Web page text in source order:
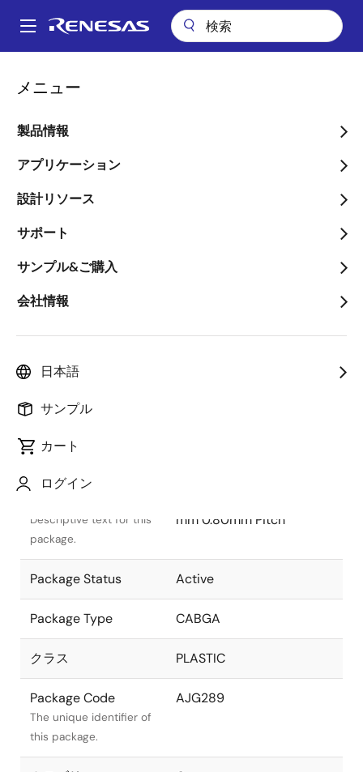
ン
Main
メニュー
製品情報
アプリケーション
設計リソース
サポート
サンプル&ご購入
会社情報
日本語
サンプル
カート
ログイン
パ
ン
く
ず
Descriptive text for this
package.
mm 0.80mm Pitch
Package Status Active
Package Type CABGA
クラス PLASTIC
Package Code
The unique identifier of
this package.
AJG289